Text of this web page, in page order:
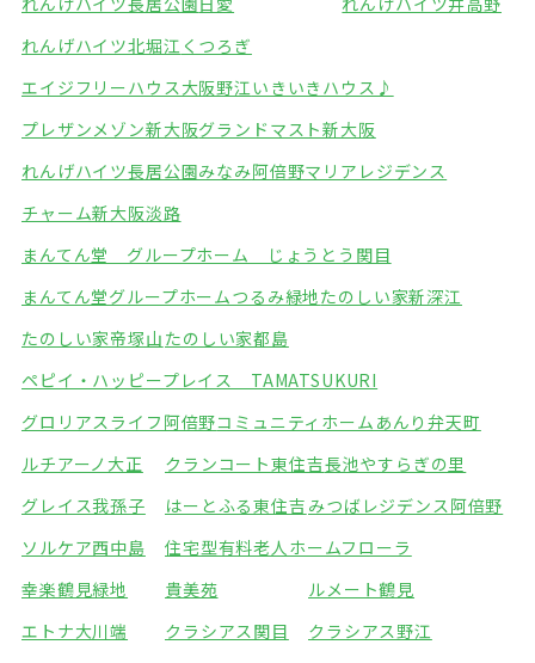
れんげハイツ北堀江 くつろぎ
エイジフリーハウス大阪野江いきいきハウス♪
プレザンメゾン新大阪グランドマスト新大阪
れんげハイツ長居公園みなみ阿倍野マリアレジデンス
チャーム新大阪淡路
まんてん堂 グループホーム じょうとう関目
まんてん堂グループホームつるみ緑地たのしい家新深江
たのしい家帝塚山 たのしい家都島
ペピイ・ハッピープレイス TAMATSUKURI
グロリアスライフ阿倍野コミュニティホームあんり弁天町
ルチアーノ大正
クランコート東住吉長池やすらぎの里
グレイス我孫子
はーとふる東住吉 みつばレジデンス阿倍野
ソルケア西中島
住宅型有料老人ホームフローラ
幸楽鶴見緑地
貴美苑
ルメート鶴見
エトナ大川端
クラシアス関目
クラシアス野江